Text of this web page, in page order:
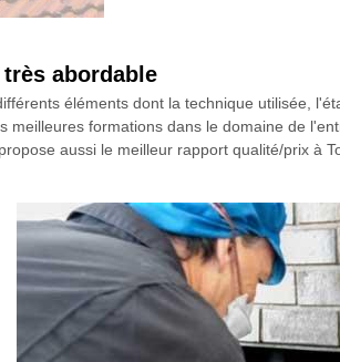
abordable
éléments dont la technique utilisée,
formations dans le domaine de
aussi le meilleur rapport qualité/prix à